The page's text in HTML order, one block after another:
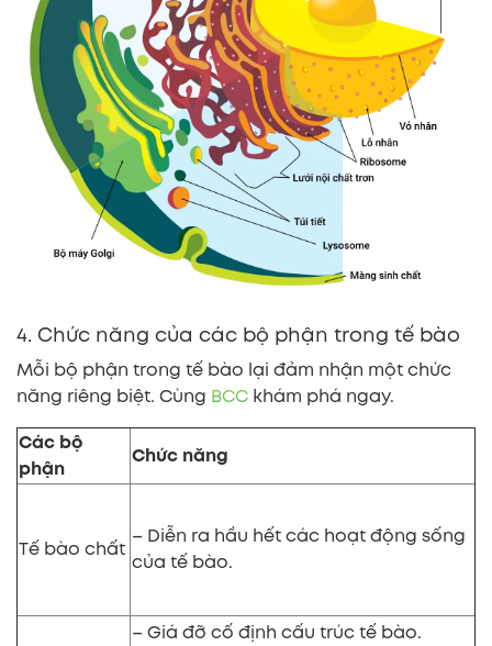
4. Chức năng của các bộ phận trong tế bào
Mỗi bộ phận trong tế bào lại đảm nhận một chức
năng riêng biệt. Cùng BCC khám phá ngay.
Các bộ
phận
Chức năng
Tế bào chất
– Diễn ra hầu hết các hoạt động sống
của tế bào.
– Giá đỡ cố định cấu trúc tế bào.